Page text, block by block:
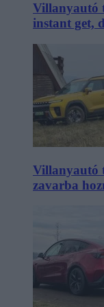
Villanyautó
instant get,
Villanyautó
zavarba